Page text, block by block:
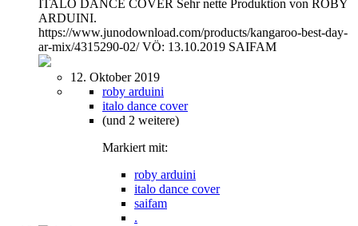
ITALO DANCE COVER Sehr nette Produktion von ROBY
ARDUINI.
https://www.junodownload.com/products/kangaroo-best-day-
ar-mix/4315290-02/ VÖ: 13.10.2019 SAIFAM
12. Oktober 2019
roby arduini
italo dance cover
(und 2 weitere)
Markiert mit:
roby arduini
italo dance cover
saifam
.